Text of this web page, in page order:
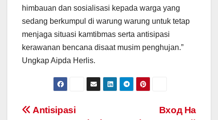
himbauan dan sosialisasi kepada warga yang
sedang berkumpul di warung warung untuk tetap
menjaga situasi kamtibmas serta antisipasi
kerawanan bencana disaat musim penghujan.”
Ungkap Aipda Herlis.
Post
Вход На
Antisipasi